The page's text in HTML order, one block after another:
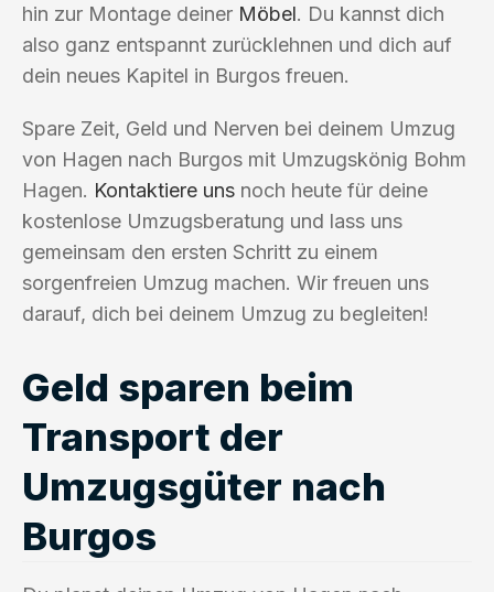
hin zur Montage deiner Möbel. Du kannst dich
also ganz entspannt zurücklehnen und dich auf
dein neues Kapitel in Burgos freuen.
Spare Zeit, Geld und Nerven bei deinem Umzug
von Hagen nach Burgos mit Umzugskönig Bohm
Hagen. Kontaktiere uns noch heute für deine
kostenlose Umzugsberatung und lass uns
gemeinsam den ersten Schritt zu einem
sorgenfreien Umzug machen. Wir freuen uns
darauf, dich bei deinem Umzug zu begleiten!
Geld sparen beim
Transport der
Umzugsgüter nach
Burgos